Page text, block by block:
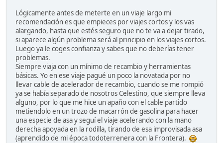
Lógicamente antes de meterte en un viaje largo mi
recomendación es que empieces por viajes cortos y los vas
alargando, hasta que estés seguro que no te va a dejar tirado,
si aparece algún problema será al principio en los viajes cortos.
Luego ya le coges confianza y sabes que no deberías tener
problemas.
Siempre viaja con un mínimo de recambio y herramientas
básicas. Yo en ese viaje pagué un poco la novatada por no
llevar cable de acelerador de recambio, cuando se me rompió
ya se había separado de nosotros Celestino, que siempre lleva
alguno, por lo que me hice un apaño con el cable partido
metiendolo en un trozo de macarrón de gasolina para hacer
una especie de asa y seguí el viaje acelerando con la mano
derecha apoyada en la rodilla, tirando de esa improvisada asa
(aprendido de mi época todoterrenera con la Frontera).